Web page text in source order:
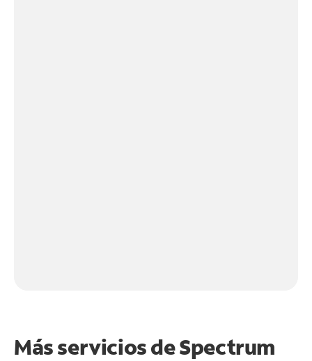
Más servicios de Spectrum